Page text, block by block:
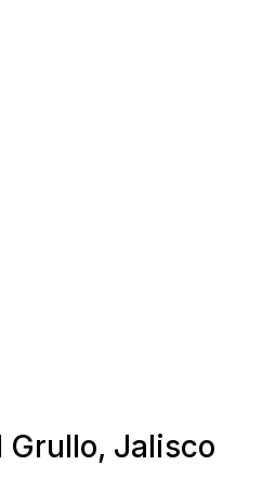
Grullo, Jalisco